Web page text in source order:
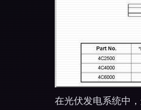
在光伏发电系统中